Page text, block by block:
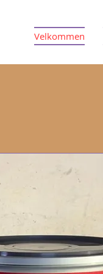
Velkommen